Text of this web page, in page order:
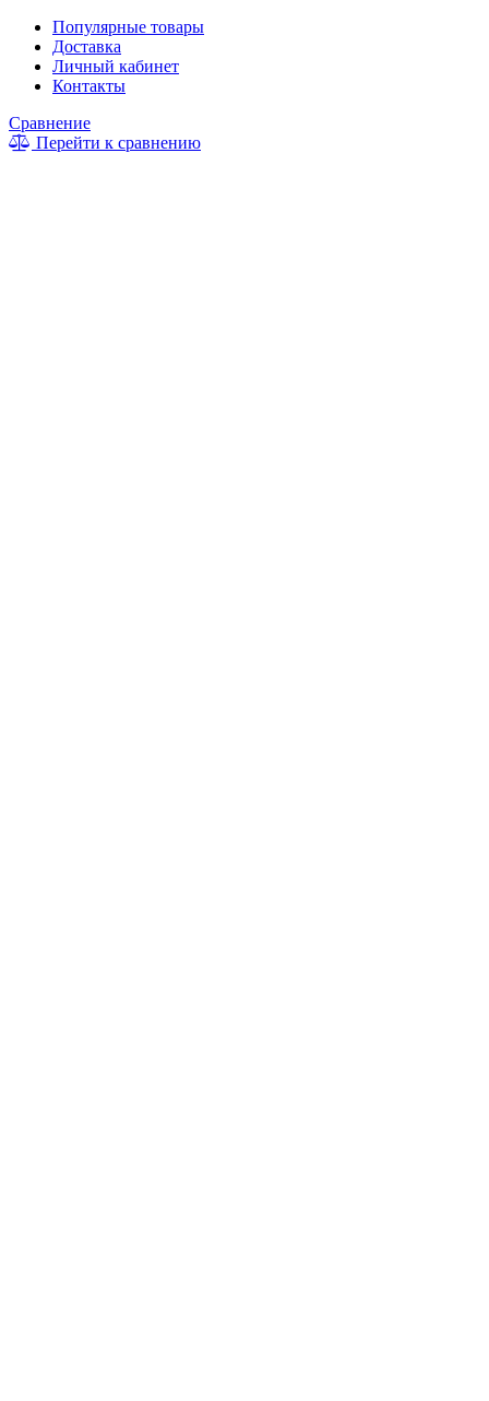
Популярные товары
Доставка
Личный кабинет
Контакты
Сравнение
Перейти к сравнению